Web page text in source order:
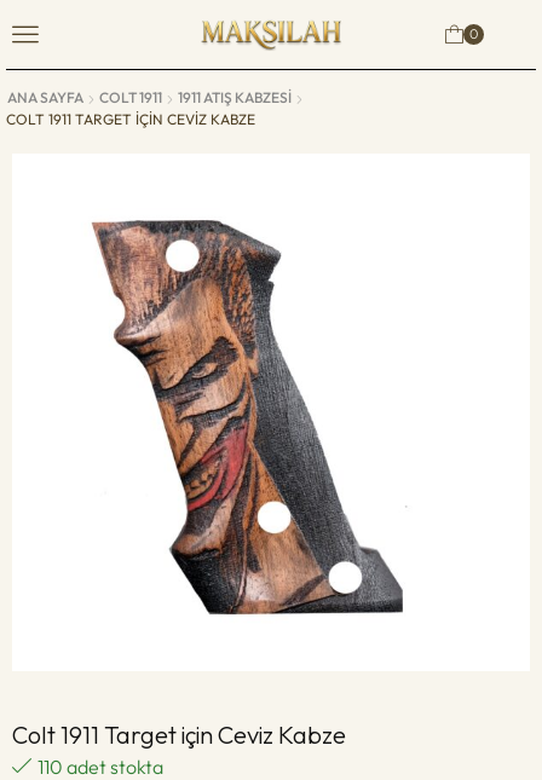
0
ANA SAYFA COLT 1911
1911 ATIŞ KABZESI
COLT 1911 TARGET IÇIN CEVIZ KABZE
Colt 1911 Target için Ceviz Kabze
110 adet stokta